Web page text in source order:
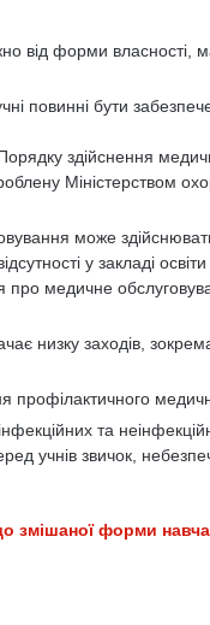
від форми власності,
повинні бути
здійснення
Міністерством
може
у закладі
про медичне
низку заходів,
та
учнів звичок,
змішаної форми